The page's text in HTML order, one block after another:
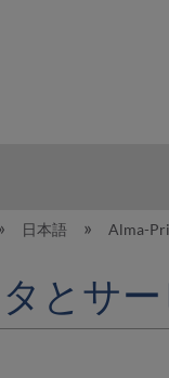
日本語 Alma-
とサ